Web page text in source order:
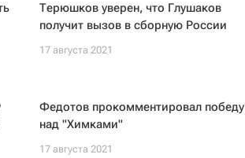
Терюшков уверен, что Глушаков
получит вызов в сборную России
17 августа 2021
Федотов прокомментировал победу
над "Химками"
17 августа 2021